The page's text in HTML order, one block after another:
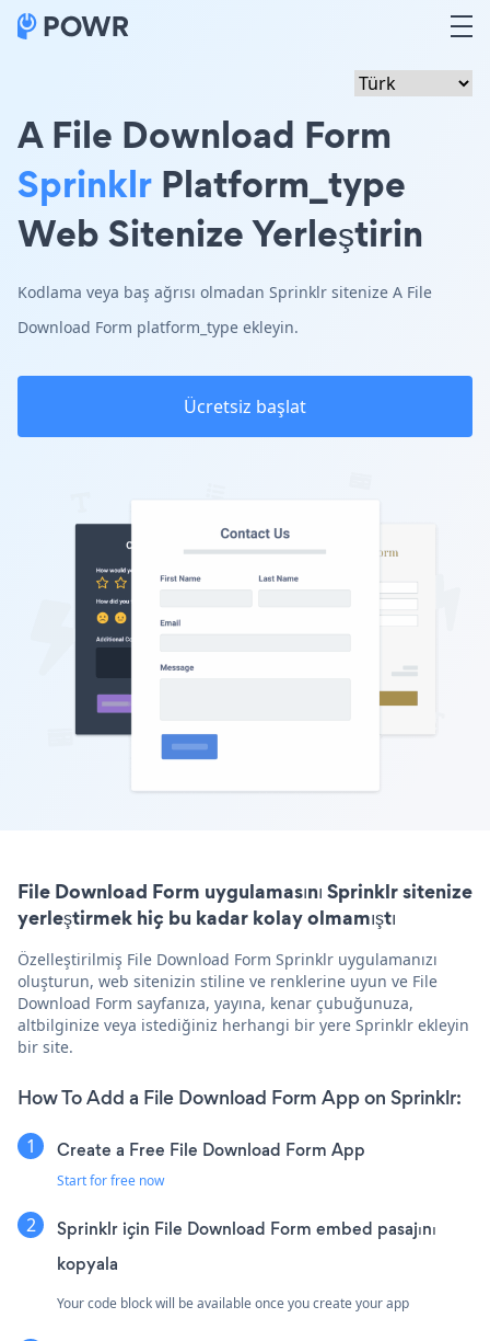
A File Download Form
Sprinklr Platform_type
Web Sitenize Yerleştirin
Kodlama veya baş ağrısı olmadan Sprinklr sitenize A File
Download Form platform_type ekleyin.
Ücretsiz başlat
File Download Form uygulamasını Sprinklr sitenize
yerleştirmek hiç bu kadar kolay olmamıştı
Özelleştirilmiş File Download Form Sprinklr uygulamanızı
oluşturun, web sitenizin stiline ve renklerine uyun ve File
Download Form sayfanıza, yayına, kenar çubuğunuza,
altbilginize veya istediğiniz herhangi bir yere Sprinklr ekleyin
bir site.
How To Add a File Download Form App on Sprinklr:
Create a Free File Download Form App
Start for free now
Sprinklr için File Download Form embed pasajını
kopyala
Your code block will be available once you create your app